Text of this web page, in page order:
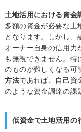
土地活用における資金
多額の資金が必要な土
となります。しかし、
オーナー自身の信用力
も無視できません。特
のものが難しくなる可
方法であれば、自己資
のような資金調達の課
低資金で土地活用の